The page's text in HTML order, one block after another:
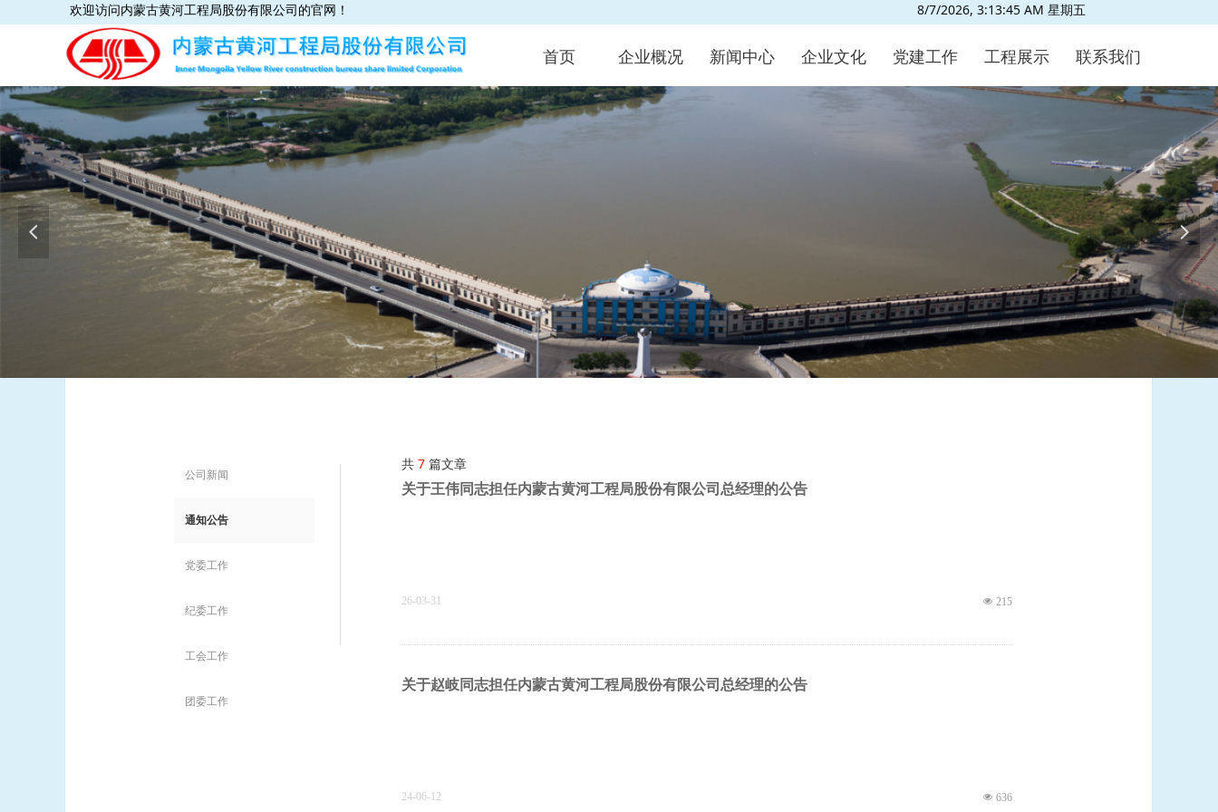
首页 企业概况 新闻中心 企业文化 党建工作 工程展示 联系我们
欢迎访问内蒙古黄河工程局股份有限公司的官网！ 8/7/2026, 3:13:46 AM 星期五
넳 넲
共 7 篇文章
关于王伟同志担任内蒙古黄河工程局股份有限公司总经理的公告
넶 215
26-03-31
关于赵岐同志担任内蒙古黄河工程局股份有限公司总经理的公告
넶 636
24-06-12
公司新闻
通知公告
党委工作
纪委工作
工会工作
团委工作